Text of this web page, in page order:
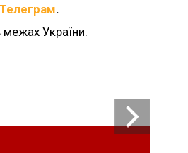
Телеграм.
України.